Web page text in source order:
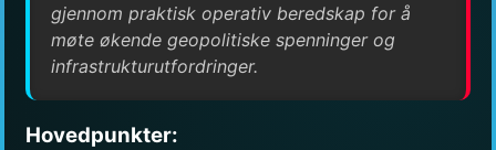
gjennom praktisk operativ beredskap for å
møte økende geopolitiske spenninger og
infrastrukturutfordringer.
Hovedpunkter: